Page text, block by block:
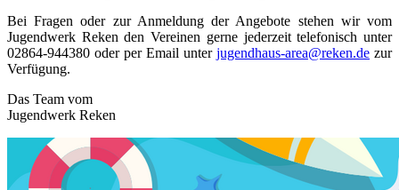
Bei Fragen oder zur Anmeldung der Angebote stehen wir vom
Jugendwerk Reken den Vereinen gerne jederzeit telefonisch unter
02864-944380 oder per Email unter jugendhaus-area@reken.de zur
Verfügung.
Das Team vom
Jugendwerk Reken